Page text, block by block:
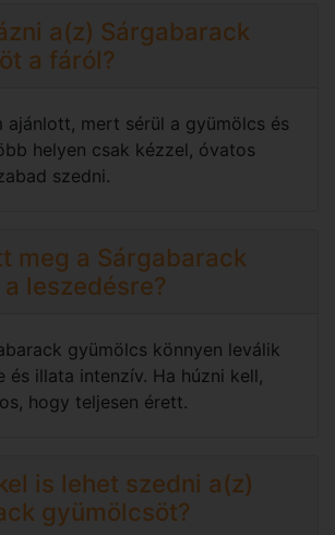
a(z) Sárgabarack
a fáról?
ajánlott, mert sérül a gyümölcs és
helyen csak kézzel, óvatos
szedni.
meg a Sárgabarack
leszedésre?
gyümölcs könnyen leválik
és illata intenzív. Ha húzni kell,
hogy teljesen érett.
is lehet szedni a(z)
gyümölcsöt?